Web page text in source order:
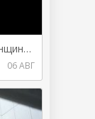
Подсматривают за какающей женщиной
06 АВГ